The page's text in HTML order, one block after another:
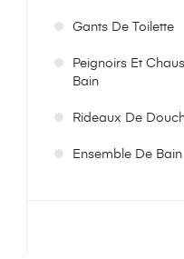
Gants De Toilette
Peignoirs Et
Bain
Rideaux De
Ensemble De Bain